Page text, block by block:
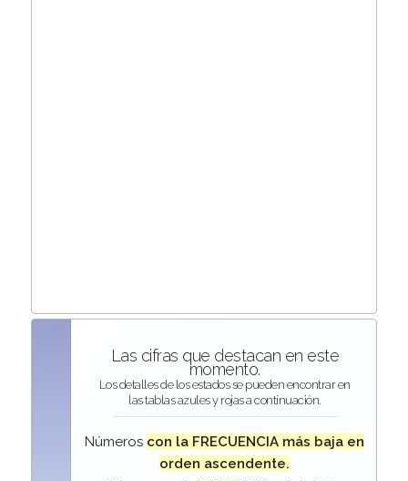
Las cifras que destacan en este
momento.
Los detalles de los estados se pueden encontrar en
las tablas azules y rojas a continuación.
Números con la FRECUENCIA más baja en
orden ascendente.